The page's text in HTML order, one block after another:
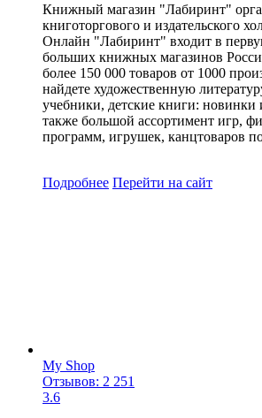
Книжный магазин "Лабиринт"
книготоргового и издательского
Онлайн "Лабиринт" входит в
больших книжных магазинов
более 150 000 товаров от 1000
найдете художественную
учебники, детские книги: новинки
также большой ассортимент игр,
программ, игрушек, канцтоваров
Подробнее Перейти на сайт
My Shop
Отзывов: 2 251
3.6